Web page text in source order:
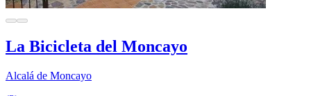
La Bicicleta del Moncayo
Alcalá de Moncayo